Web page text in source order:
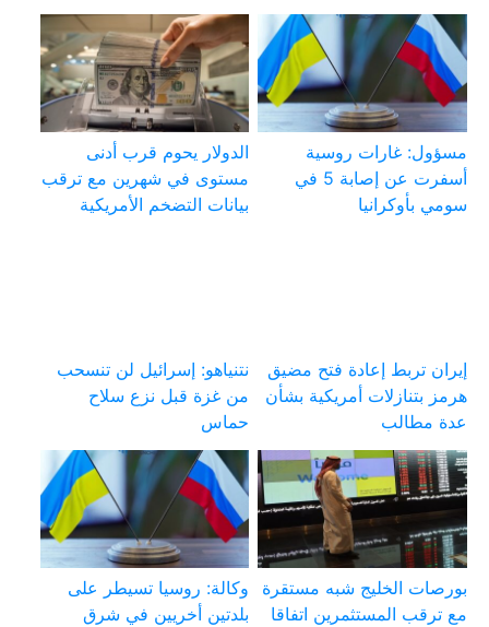
مسؤول: غارات روسية
أسفرت عن إصابة 5 في
سومي بأوكرانيا
الدولار يحوم قرب أدنى
مستوى في شهرين مع ترقب
بيانات التضخم الأمريكية
إيران تربط إعادة فتح مضيق
هرمز بتنازلات أمريكية بشأن
عدة مطالب
نتنياهو: إسرائيل لن تنسحب
من غزة قبل نزع سلاح
حماس
بورصات الخليج شبه مستقرة
مع ترقب المستثمرين اتفاقا
وكالة: روسيا تسيطر على
بلدتين أخريين في شرق